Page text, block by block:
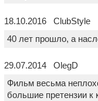
18.10.2016 ClubStyle
40 лет прошло, а
29.07.2014 OlegD
Фильм весьма
большие претензии